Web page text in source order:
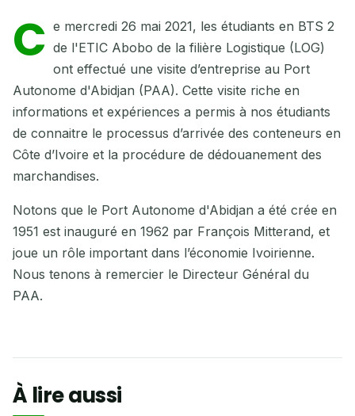
C e mercredi 26 mai 2021, les étudiants en BTS 2
de l'ETIC Abobo de la filière Logistique (LOG)
ont effectué une visite d’entreprise au Port
Autonome d'Abidjan (PAA). Cette visite riche en
informations et expériences a permis à nos étudiants
de connaitre le processus d’arrivée des conteneurs en
Côte d’Ivoire et la procédure de dédouanement des
marchandises.
Notons que le Port Autonome d'Abidjan a été crée en
1951 est inauguré en 1962 par François Mitterand, et
joue un rôle important dans l’économie Ivoirienne.
Nous tenons à remercier le Directeur Général du
PAA.
À lire aussi